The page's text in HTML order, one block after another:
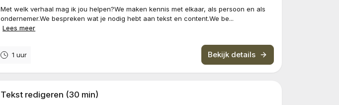
Met welk verhaal mag ik jou helpen?We maken kennis met elkaar, als persoon en als
ondernemer.We bespreken wat je nodig hebt aan tekst en content.We be...
Lees meer
1 uur Bekijk details
Tekst redigeren (30 min)